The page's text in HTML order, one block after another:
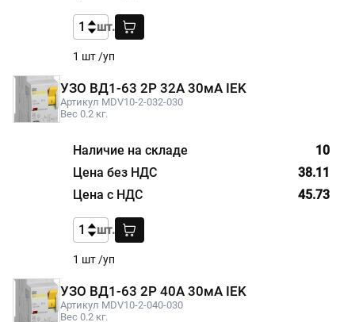
1 шт /уп
шт.
УЗО ВД1-63 2Р 32А 30мА IEK
Артикул MDV10-2-032-030
Вес 0.2 кг.
10
1 шт /уп
38.11
45.73
шт.
УЗО ВД1-63 2Р 40А 30мА IEK
Артикул MDV10-2-040-030
Вес 0.2 кг.